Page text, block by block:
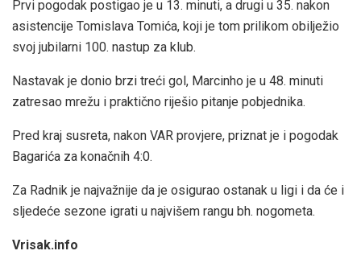
Prvi pogodak postigao je u 13. minuti, a drugi u 35. nakon
asistencije Tomislava Tomića, koji je tom prilikom obilježio
svoj jubilarni 100. nastup za klub.
Nastavak je donio brzi treći gol, Marcinho je u 48. minuti
zatresao mrežu i praktično riješio pitanje pobjednika.
Pred kraj susreta, nakon VAR provjere, priznat je i pogodak
Bagarića za konačnih 4:0.
Za Radnik je najvažnije da je osigurao ostanak u ligi i da će i
sljedeće sezone igrati u najvišem rangu bh. nogometa.
Vrisak.info